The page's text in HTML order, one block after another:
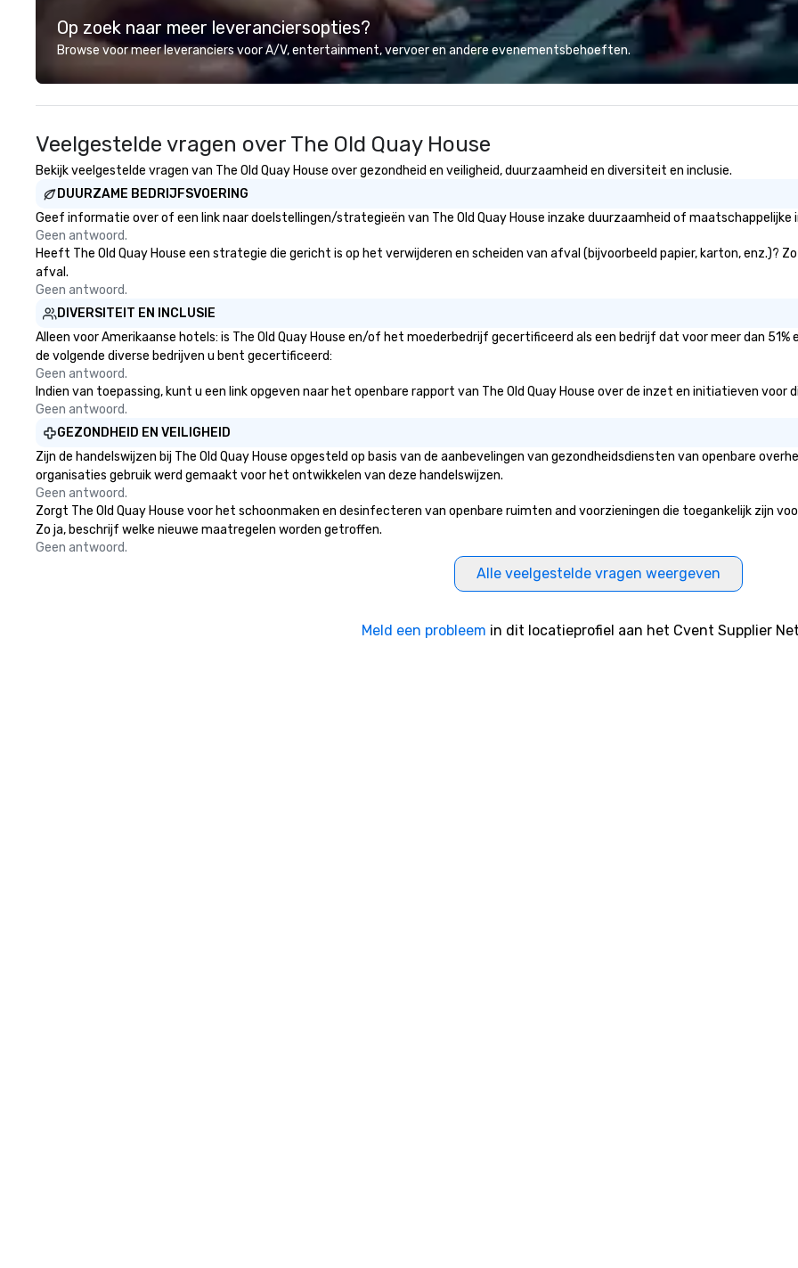
mind in order to create a space
for organic connection as guests
have a shared visceral experience.
worked all over the US with
hundreds of international blue-
Chevron, Google, Red Bull,
YouTube, Facebook, Netflix, Cisco,
Tiffany & Co, Shopify, and many
more.
commitment to exceptional
customer service set us apart. We
deliver smart, reliable solutions
designed to make the end-user
experience seamless from start
to finish. We are also a certified
production effortless, making
planners look brilliant with
stunning events their leadership
loves.
for
Op zoek naar meer leveranciersopties?
Browse voor meer leveranciers voor A/V, entertainment, vervoer en andere evenementsbehoeften.
Veelgestelde vragen over The Old Quay House
Bekijk veelgestelde vragen van The Old Quay House over gezondheid en veiligheid, duurzaamheid en diversiteit en inclusie.
DUURZAME BEDRIJFSVOERING
Geef informatie over of een link naar doelstellingen/strategieën van The Old Quay House inzake duurzaamheid of
Geen antwoord.
Heeft The Old Quay House een strategie die gericht is op het verwijderen en scheiden van afval (bijvoorbeeld papier, karton, enz.)?
afval.
Geen antwoord.
DIVERSITEIT EN INCLUSIE
Alleen voor Amerikaanse hotels: is The Old Quay House en/of het moederbedrijf gecertificeerd als een bedrijf dat voor meer dan 51%
de volgende diverse bedrijven u bent gecertificeerd:
Geen antwoord.
Indien van toepassing, kunt u een link opgeven naar het openbare rapport van The Old Quay House over de inzet en initiatieven voor
Geen antwoord.
GEZONDHEID EN VEILIGHEID
Zijn de handelswijzen bij The Old Quay House opgesteld op basis van de aanbevelingen van gezondheidsdiensten van openbare
organisaties gebruik werd gemaakt voor het ontwikkelen van deze handelswijzen.
Geen antwoord.
Zorgt The Old Quay House voor het schoonmaken en desinfecteren van openbare ruimten and voorzieningen die toegankelijk zijn
Zo ja, beschrijf welke nieuwe maatregelen worden getroffen.
Geen antwoord.
Alle veelgestelde vragen weergeven
Meld een probleem in dit locatieprofiel aan het Cvent Supplier